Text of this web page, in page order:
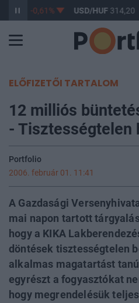
-0,61% USD/HUF314,20
ELŐFIZETŐI TARTALOM
12 milliós
- Tisztességtelen
Portfolio
2006. február 01. 11:41
A Gazdasági
mai napon tartott
hogy a KIKA
döntések tisztességtelen
alkalmas magatartást
egyrészt a fogyasztókat
hogy megrendelésük